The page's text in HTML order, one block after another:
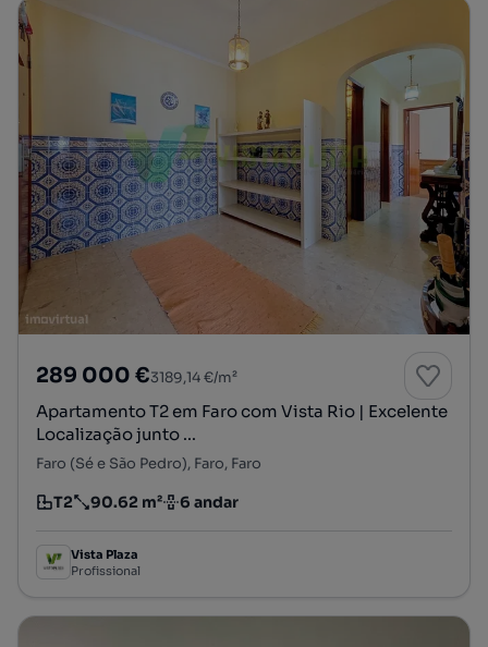
289 000 €3189,14 €/m²
Apartamento T2 em Faro com Vista Rio | Excelente
Localização junto ...
Faro (Sé e São Pedro), Faro, Faro
Tipologia
T2
Preço por metro quadrado
90.62 m²
Andar 6 andar
Vista Plaza
Profissional